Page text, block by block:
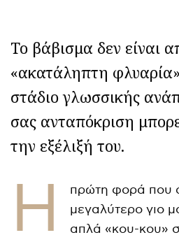
Το βάβισμα δεν είναι
«ακατάληπτη
στάδιο γλωσσικής
σας ανταπόκριση
την εξέλιξή του.
Η
πρώτη φορά που
μεγαλύτερο γιο
απλά «κου-κου»